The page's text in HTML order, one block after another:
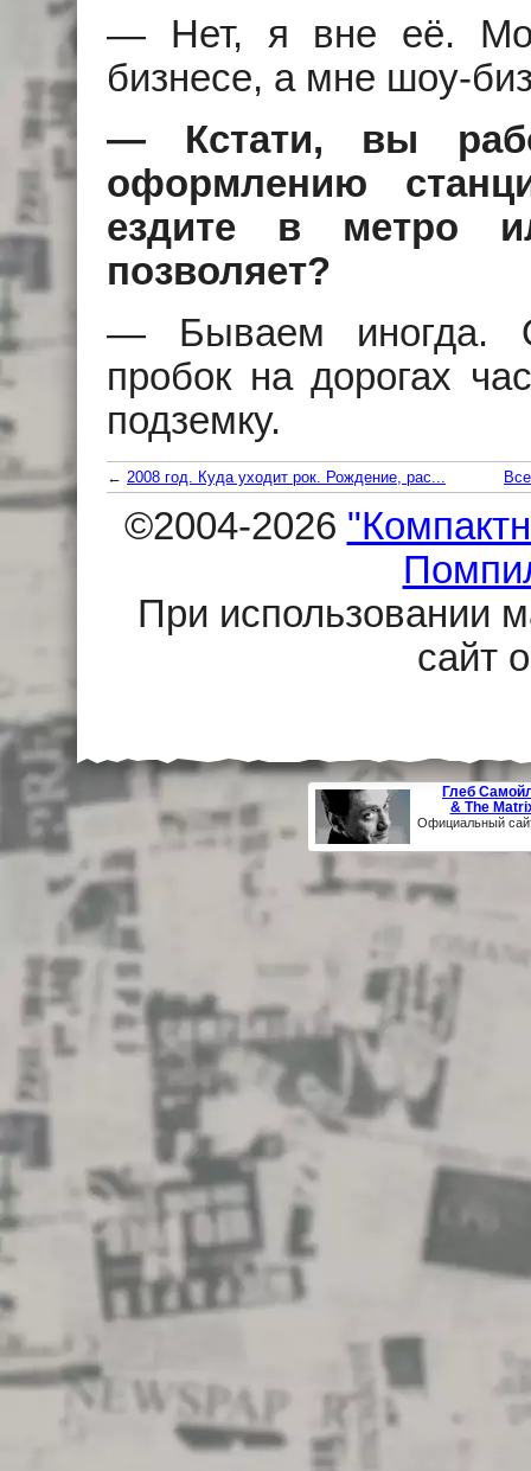
— Нет, я вне её.
бизнесе, а мне шоу-
— Кстати, вы
оформлению
ездите в метро
позволяет?
— Бываем иногда.
пробок на дорогах
подземку.
← 2008 год. Куда уходит рок. Рождение, рас...
©2004-2026
При использовании
сайт
Глеб
& The
Официальный